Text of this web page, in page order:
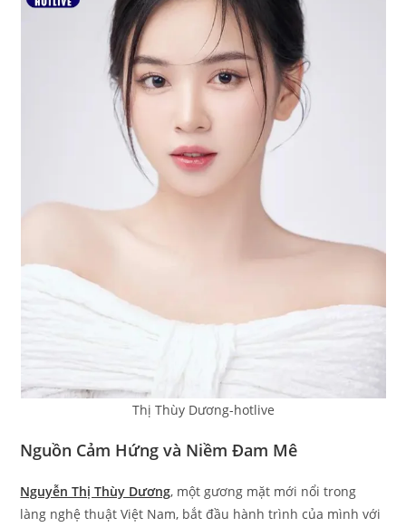
Thị Thùy Dương-hotlive
Nguồn Cảm Hứng và Niềm Đam Mê
Nguyễn Thị Thùy Dương, một gương mặt mới nổi trong
làng nghệ thuật Việt Nam, bắt đầu hành trình của mình với